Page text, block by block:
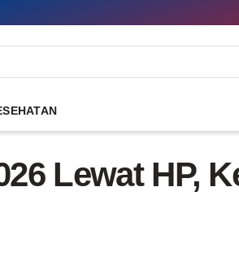
Lewat HP,